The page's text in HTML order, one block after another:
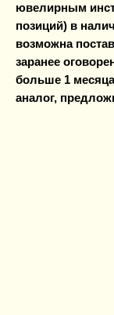
ювелирным
позиций) в
возможна
заранее
больше 1
аналог,